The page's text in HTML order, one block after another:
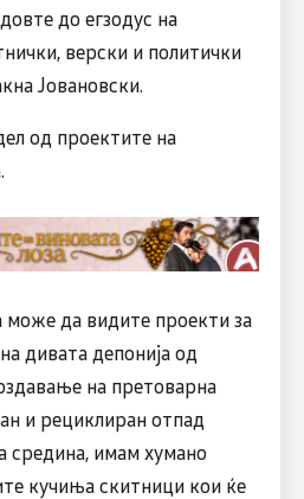
до егзодус на
верски и политички
Јовановски.
од проектите на
може да видите проекти за
дивата депонија од
на претоварна
и рециклиран отпад
средина, имам хумано
кучиња скитници кои ќе